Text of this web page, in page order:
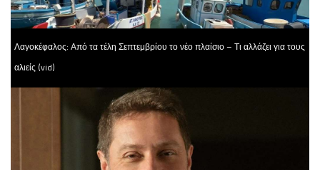
Λαγοκέφαλος: Από τα τέλη Σεπτεμβρίου το νέο πλαίσιο – Τι αλλάζει για τους
αλιείς (vid)